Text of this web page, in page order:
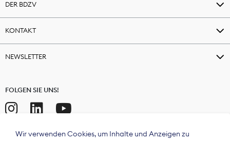
DER BDZV
KONTAKT
NEWSLETTER
FOLGEN SIE UNS!
Wir verwenden Cookies, um Inhalte und Anzeigen zu